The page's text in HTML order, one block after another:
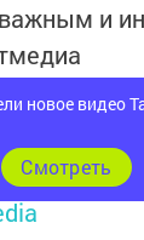
и
в
новое видео
Cмотреть